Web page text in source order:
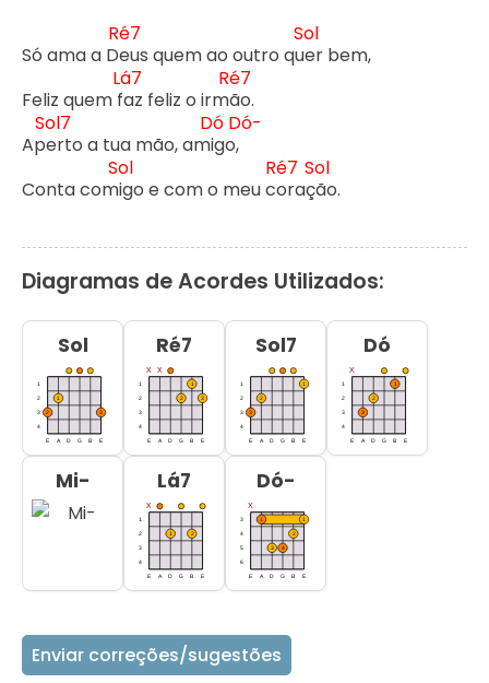
Só ama a D
Ré7
eus quem ao outro qu
Sol
er bem,
Feliz quem f
Lá7
az feliz o irm
Ré7
ão.
Ap
Sol7
erto a tua mão, am
Dó
igo,
Dó-
Conta com
Sol
igo e com o meu c
Ré7
oraç
Sol
ão.
Diagramas de Acordes Utilizados:
Sol Ré7 Sol7 Dó
Mi- Lá7 Dó-
Enviar correções/sugestões